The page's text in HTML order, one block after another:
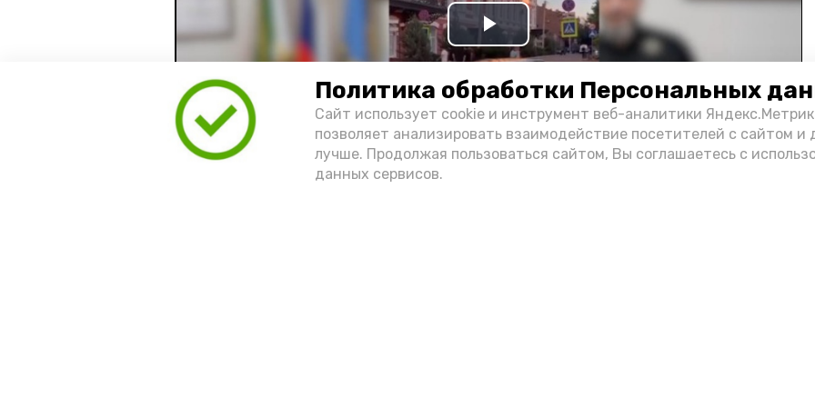
Политика обработки Персональных
Сайт использует cookie и инструмент веб-аналитики
позволяет анализировать взаимодействие посетителей с сайтом и
лучше. Продолжая пользоваться сайтом, Вы соглашаетесь с
данных сервисов.
Play
Video